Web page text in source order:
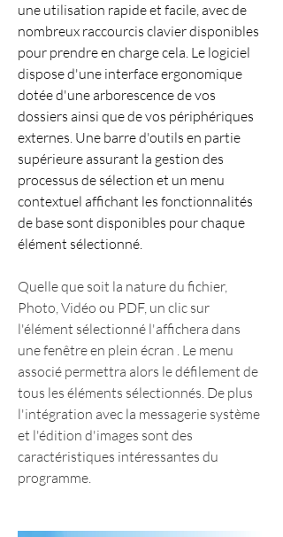
une utilisation rapide et facile, avec de
nombreux raccourcis clavier disponibles
pour prendre en charge cela. Le logiciel
dispose d'une interface ergonomique
dotée d'une arborescence de vos
dossiers ainsi que de vos périphériques
externes. Une barre d'outils en partie
supérieure assurant la gestion des
processus de sélection et un menu
contextuel affichant les fonctionnalités
de base sont disponibles pour chaque
élément sélectionné.
Quelle que soit la nature du fichier,
Photo, Vidéo ou PDF, un clic sur
l'élément sélectionné l'affichera dans
une fenêtre en plein écran . Le menu
associé permettra alors le défilement de
tous les éléments sélectionnés. De plus
l'intégration avec la messagerie système
et l'édition d'images sont des
caractéristiques intéressantes du
programme.